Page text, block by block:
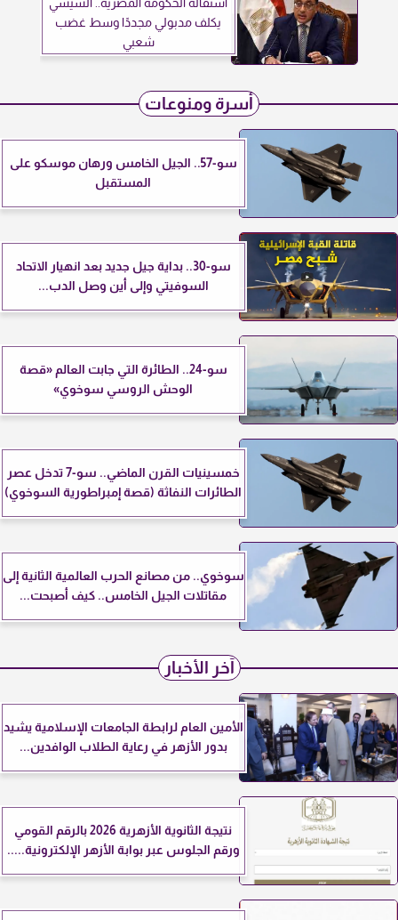
استقالة الحكومة المصرية.. السيسي
يكلف مدبولي مجددًا وسط غضب
شعبي
أسرة ومنوعات
سو-57.. الجيل الخامس ورهان موسكو على
المستقبل
سو-30.. بداية جيل جديد بعد انهيار الاتحاد
السوفيتي وإلى أين وصل الدب...
سو-24.. الطائرة التي جابت العالم «قصة
الوحش الروسي سوخوي»
خمسينيات القرن الماضي.. سو-7 تدخل عصر
الطائرات النفاثة (قصة إمبراطورية السوخوي)
سوخوي.. من مصانع الحرب العالمية الثانية إلى
مقاتلات الجيل الخامس.. كيف أصبحت...
آخر الأخبار
الأمين العام لرابطة الجامعات الإسلامية يشيد
بدور الأزهر في رعاية الطلاب الوافدين...
نتيجة الثانوية الأزهرية 2026 بالرقم القومي
ورقم الجلوس عبر بوابة الأزهر الإلكترونية.....